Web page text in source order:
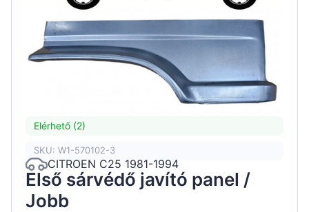
Elérhető (2)
SKU: W1-570102-3
CITROEN C25 1981-1994
Első sárvédő javító panel /
Jobb